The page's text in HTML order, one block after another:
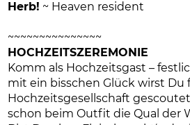
Herb! ~ Heaven resident
~~~~~~~~~~~~~~~
HOCHZEITSZEREMONIE
Komm als Hochzeitsgast –
mit ein bisschen Glück wirst Du
Hochzeitsgesellschaft
schon beim Outfit die Qual der